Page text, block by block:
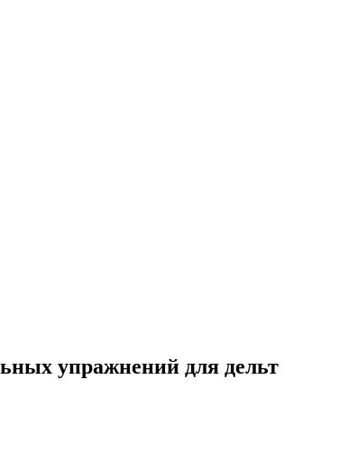
упражнений для дельт